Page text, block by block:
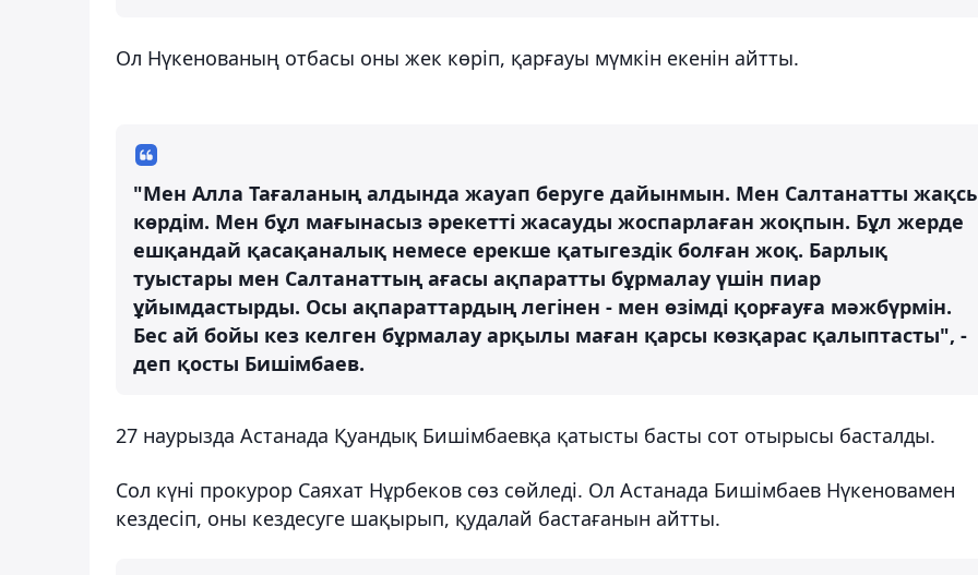
Ол Нүкенованың отбасы оны жек көріп, қарғауы мүмкін екенін айтты.
"Мен Алла Тағаланың алдында жауап беруге дайынмын. Мен Салтанатты
көрдім. Мен бұл мағынасыз әрекетті жасауды жоспарлаған жоқпын. Бұл жерде
ешқандай қасақаналық немесе ерекше қатыгездік болған жоқ. Барлық
туыстары мен Салтанаттың ағасы ақпаратты бұрмалау үшін пиар
ұйымдастырды. Осы ақпараттардың легінен - мен өзімді қорғауға мәжбүрмін.
Бес ай бойы кез келген бұрмалау арқылы маған қарсы көзқарас қалыптасты", -
деп қосты Бишімбаев.
27 наурызда Астанада Қуандық Бишімбаевқа қатысты басты сот отырысы басталды.
Сол күні прокурор Саяхат Нұрбеков сөз сөйледі. Ол Астанада Бишімбаев Нүкеновамен
кездесіп, оны кездесуге шақырып, қудалай бастағанын айтты.